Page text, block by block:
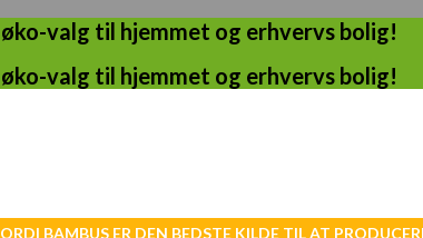
valg til hjemmet og erhvervs bolig!
valg til hjemmet og erhvervs bolig!
BAMBUS ER DEN BEDSTE KILDE TIL AT